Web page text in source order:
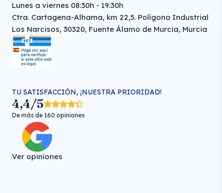
Lunes a viernes 08:30h - 19:30h
Ctra. Cartagena-Alhama, km 22,5. Polígono Industrial
Los Narcisos, 30320, Fuente Álamo de Murcia, Murcia
TU SATISFACCIÓN, ¡NUESTRA PRIORIDAD!
4,4/5
De más de 160 opiniones
Ver opiniones